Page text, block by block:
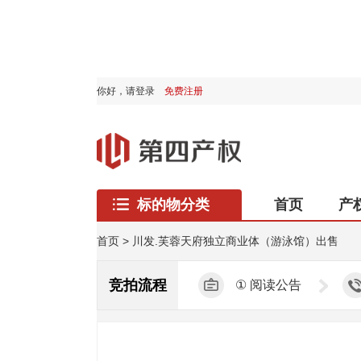
你好， 请登录 免费注册
标的物分类 首页
产
西藏专区
首页 > 川发.芙蓉天府独立商业体（游泳馆）出售
竞拍流程 ① 阅读公告